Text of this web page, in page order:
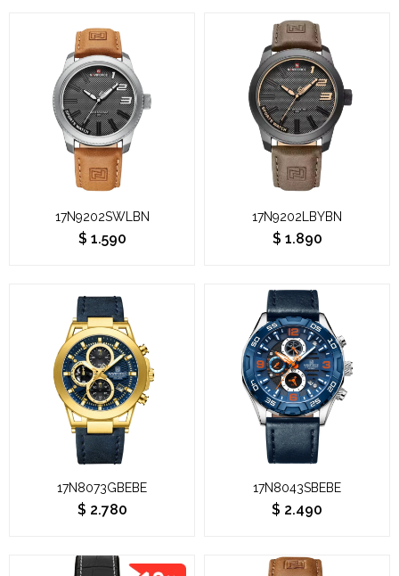
17N9202SWLBN
$ 1.590
17N9202LBYBN
$ 1.890
17N8073GBEBE
$ 2.780
17N8043SBEBE
$ 2.490